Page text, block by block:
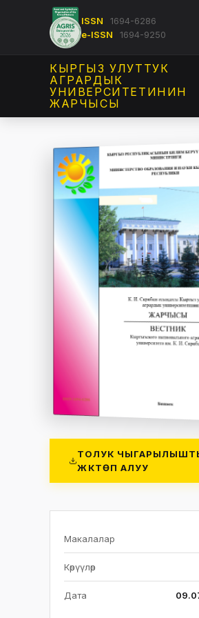
ISSN
1694-6286
e-ISSN
1694-9250
КЫРГЫЗ УЛУТТУК
АГРАРДЫК
УНИВЕРСИТЕТИНИН
ЖАРЧЫСЫ
ТОЛУК
ЖҮКТӨП АЛУУ
Макалалар
Көрүүлөр
Дата